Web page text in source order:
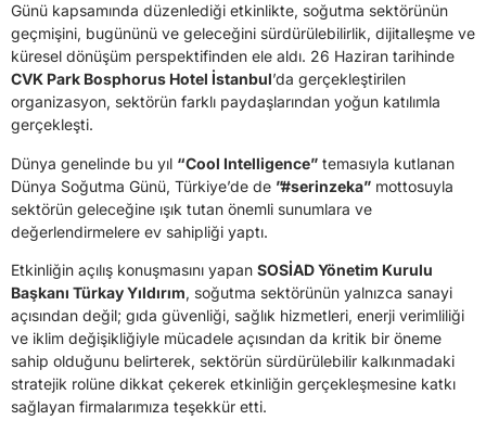
Günü kapsamında düzenlediği etkinlikte, soğutma sektörünün
geçmişini, bugününü ve geleceğini sürdürülebilirlik, dijitalleşme ve
küresel dönüşüm perspektifinden ele aldı. 26 Haziran tarihinde
CVK Park Bosphorus Hotel İstanbul’da gerçekleştirilen
organizasyon, sektörün farklı paydaşlarından yoğun katılımla
gerçekleşti.
Dünya genelinde bu yıl “Cool Intelligence” temasıyla kutlanan
Dünya Soğutma Günü, Türkiye’de de ”#serinzeka” mottosuyla
sektörün geleceğine ışık tutan önemli sunumlara ve
değerlendirmelere ev sahipliği yaptı.
Etkinliğin açılış konuşmasını yapan SOSİAD Yönetim Kurulu
Başkanı Türkay Yıldırım, soğutma sektörünün yalnızca sanayi
açısından değil; gıda güvenliği, sağlık hizmetleri, enerji verimliliği
ve iklim değişikliğiyle mücadele açısından da kritik bir öneme
sahip olduğunu belirterek, sektörün sürdürülebilir kalkınmadaki
stratejik rolüne dikkat çekerek etkinliğin gerçekleşmesine katkı
sağlayan firmalarımıza teşekkür etti.